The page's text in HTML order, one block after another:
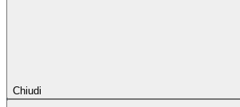
Chiudi